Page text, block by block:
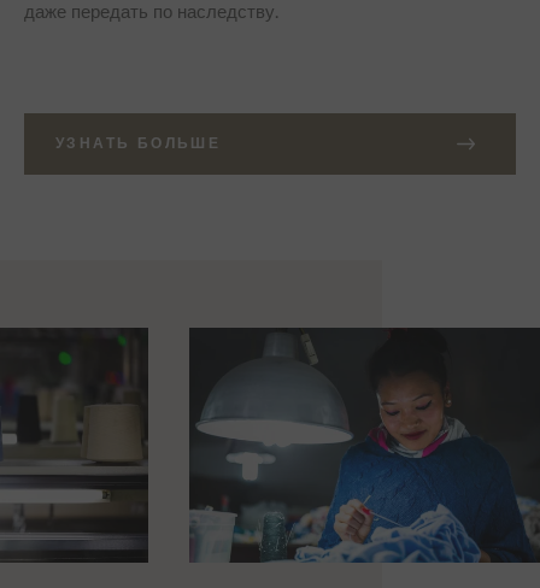
даже передать по наследству.
УЗНАТЬ БОЛЬШЕ